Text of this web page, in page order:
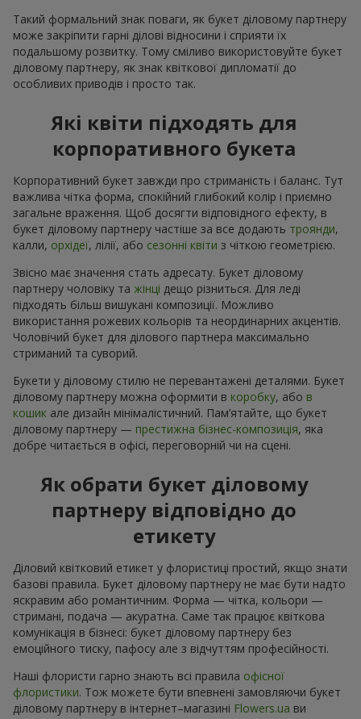
Такий формальний знак поваги, як букет діловому партнеру
може закріпити гарні ділові відносини і сприяти їх
подальшому розвитку. Тому сміливо використовуйте букет
діловому партнеру, як знак квіткової дипломатії до
особливих приводів і просто так.
Які квіти підходять для
корпоративного букета
Корпоративний букет завжди про стриманість і баланс. Тут
важлива чітка форма, спокійний глибокий колір і приємно
загальне враження. Щоб досягти відповідного ефекту, в
букет діловому партнеру частіше за все додають троянди,
калли, орхідеї, лілії, або сезонні квіти з чіткою геометрією.
Звісно має значення стать адресату. Букет діловому
партнеру чоловіку та жінці дещо різниться. Для леді
підходять більш вишукані композиції. Можливо
використання рожевих кольорів та неординарних акцентів.
Чоловічий букет для ділового партнера максимально
стриманий та суворий.
Букети у діловому стилю не перевантажені деталями. Букет
діловому партнеру можна оформити в коробку, або в
кошик але дизайн мінімалістичний. Пам’ятайте, що букет
діловому партнеру — престижна бізнес-композиція, яка
добре читається в офісі, переговорній чи на сцені.
Як обрати букет діловому
партнеру відповідно до
етикету
Діловий квітковий етикет у флористиці простий, якщо знати
базові правила. Букет діловому партнеру не має бути надто
яскравим або романтичним. Форма — чітка, кольори —
стримані, подача — акуратна. Саме так працює квіткова
комунікація в бізнесі: букет діловому партнеру без
емоційного тиску, пафосу але з відчуттям професійності.
Наші флористи гарно знають всі правила офісної
флористики. Тож можете бути впевнені замовляючи букет
діловому партнеру в інтернет–магазині Flowers.ua ви